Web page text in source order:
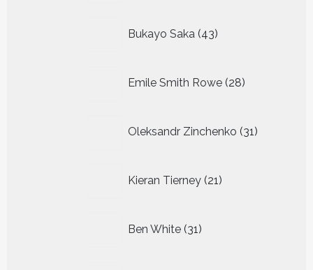
Bukayo Saka 43
producten
Emile Smith Rowe 28
producten
Oleksandr Zinchenko 31
producten
Kieran Tierney 21
producten
Ben White 31
producten